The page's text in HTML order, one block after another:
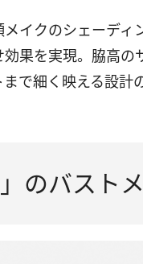
メイクのシェーデ
果を実現。脇高
で細く映える設計
のバスト